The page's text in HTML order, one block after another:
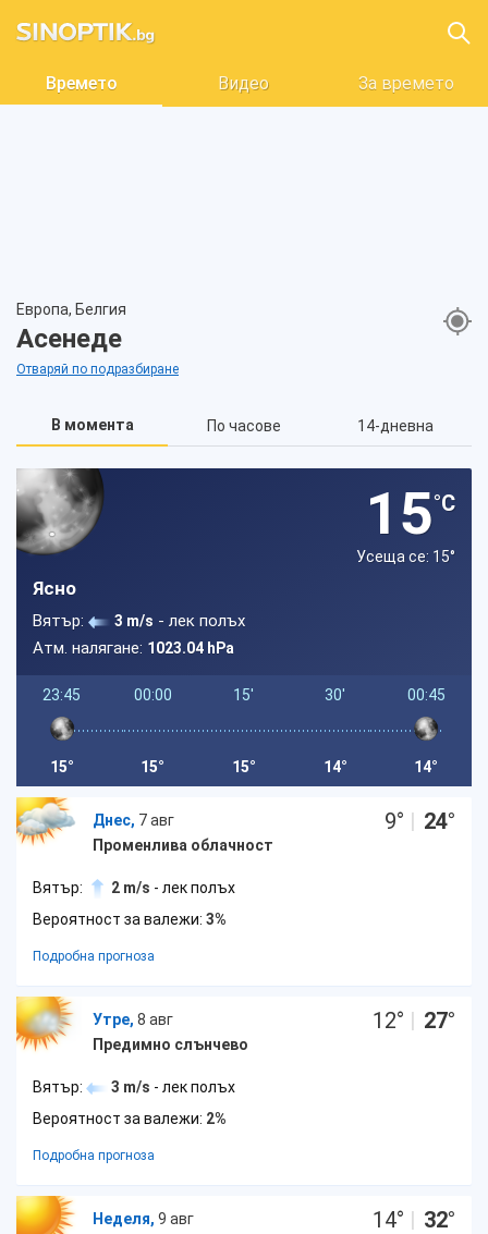
Времето Видео За времето
Европа, Белгия
Асенеде
Отваряй по подразбиране
В момента По часове 14-дневна
15°C
Усеща се: 15°
Ясно
Вятър: 3 m/s - лек полъх
Атм. налягане: 1023.04 hPa
23:45
15°
00:00
15°
15'
15°
30'
14°
00:45
14°
Днес, 7 авг
Променлива облачност
9° | 24°
Вятър: 2 m/s - лек полъх
Вероятност за валежи: 3%
Подробна прогноза
Утре, 8 авг
Предимно слънчево
12° | 27°
Вятър: 3 m/s - лек полъх
Вероятност за валежи: 2%
Подробна прогноза
Неделя, 9 авг
14° | 32°